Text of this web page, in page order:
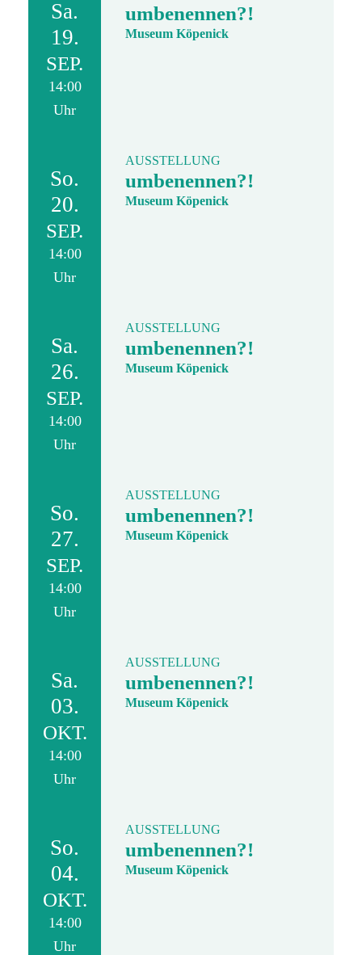
Sa.
19.
SEP.
14:00
Uhr
umbenennen?!
Museum Köpenick
So.
20.
SEP.
14:00
Uhr
AUSSTELLUNG
umbenennen?!
Museum Köpenick
Sa.
26.
SEP.
14:00
Uhr
AUSSTELLUNG
umbenennen?!
Museum Köpenick
So.
27.
SEP.
14:00
Uhr
AUSSTELLUNG
umbenennen?!
Museum Köpenick
Sa.
03.
OKT.
14:00
Uhr
AUSSTELLUNG
umbenennen?!
Museum Köpenick
So.
04.
OKT.
14:00
Uhr
AUSSTELLUNG
umbenennen?!
Museum Köpenick